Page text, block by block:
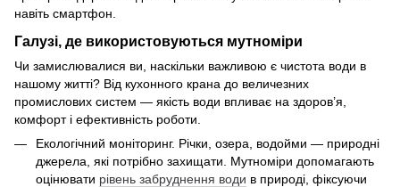
навіть смартфон.
Галузі, де використовуються мутноміри
Чи замислювалися ви, наскільки важливою є чистота води в
нашому житті? Від кухонного крана до величезних
промислових систем — якість води впливає на здоров’я,
комфорт і ефективність роботи.
Екологічний моніторинг. Річки, озера, водойми — природні
джерела, які потрібно захищати. Мутноміри допомагають
оцінювати рівень забруднення води в природі, фіксуючи